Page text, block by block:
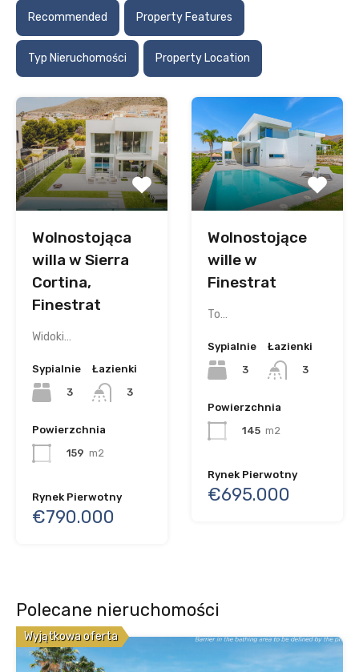
Recommended Property Features
Typ Nieruchomości Property Location
Wolnostojąca
willa w Sierra
Cortina,
Finestrat
Widoki…
Sypialnie
3
Łazienki
3
Powierzchnia
159 m2
Rynek Pierwotny
€790.000
Wolnostojące
wille w
Finestrat
To…
Sypialnie
3
Łazienki
3
Powierzchnia
145 m2
Rynek Pierwotny
€695.000
Polecane nieruchomości
Wyjątkowa oferta